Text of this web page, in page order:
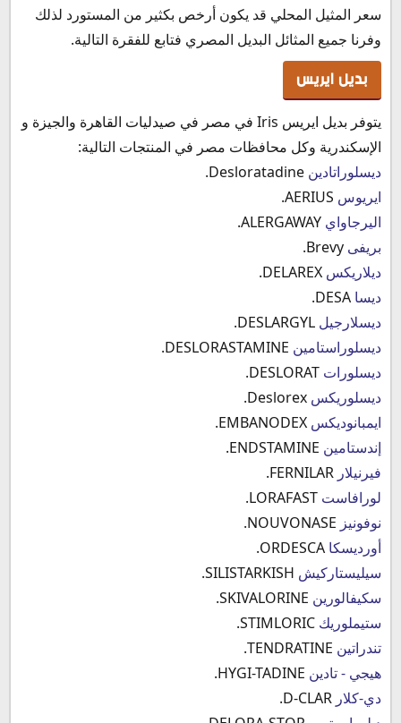
سعر المثيل المحلي قد يكون أرخص بكثير من المستورد لذلك
وفرنا جميع المثائل البديل المصري فتابع للفقرة التالية.
بديل ايريس
يتوفر بديل ايريس Iris في مصر في صيدليات القاهرة والجيزة و
الإسكندرية وكل محافظات مصر في المنتجات التالية:
ديسلوراتادين
ايريوس
اليرجاواي
بريفى
ديلاريكس
ديسا
ديسلارجيل
ديسلوراستامين
ديسلورات
ديسلوريكس
ايمبانوديكس
إندستامين
فيرنيلار
لورافاست
نوفونيز
أورديسكا
سيليستاركيش
سكيفالورين
ستيملوريك
‫تندراتين
هيجي - تادين
دي-كلار